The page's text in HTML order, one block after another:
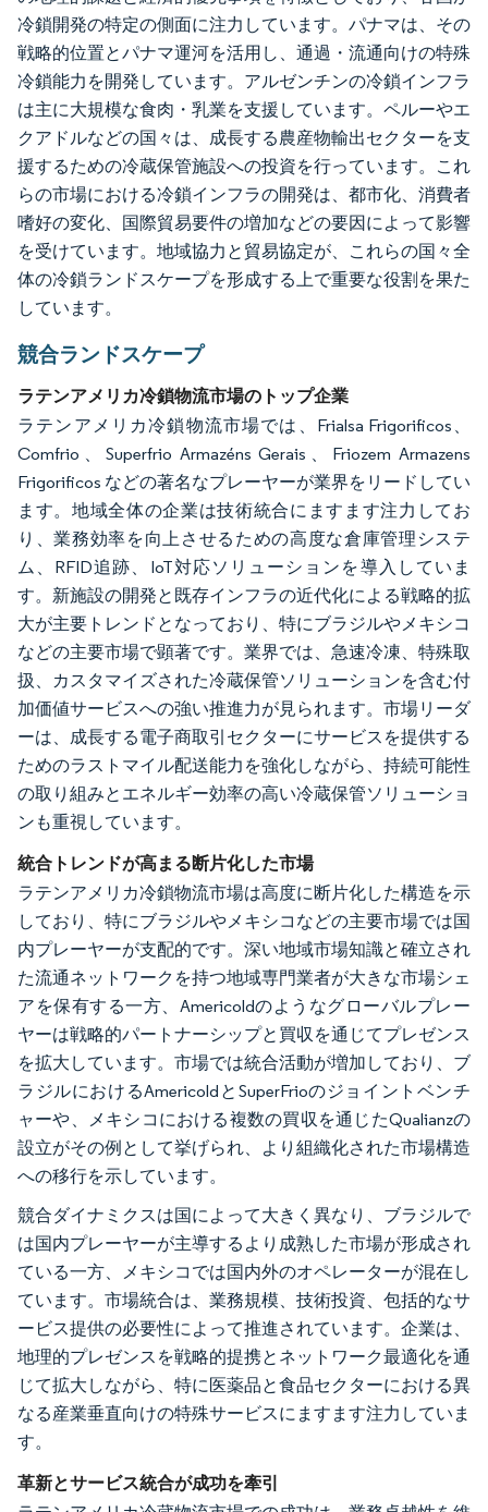
冷鎖開発の特定の側面に注力しています。パナマは、その
戦略的位置とパナマ運河を活用し、通過・流通向けの特殊
冷鎖能力を開発しています。アルゼンチンの冷鎖インフラ
は主に大規模な食肉・乳業を支援しています。ペルーやエ
クアドルなどの国々は、成長する農産物輸出セクターを支
援するための冷蔵保管施設への投資を行っています。これ
らの市場における冷鎖インフラの開発は、都市化、消費者
嗜好の変化、国際貿易要件の増加などの要因によって影響
を受けています。地域協力と貿易協定が、これらの国々全
体の冷鎖ランドスケープを形成する上で重要な役割を果た
しています。
競合ランドスケープ
ラテンアメリカ冷鎖物流市場のトップ企業
ラテンアメリカ冷鎖物流市場では、Frialsa Frigorificos、
Comfrio、Superfrio Armazéns Gerais、Friozem Armazens
Frigorificos などの著名なプレーヤーが業界をリードしてい
ます。地域全体の企業は技術統合にますます注力してお
り、業務効率を向上させるための高度な倉庫管理システ
ム、RFID追跡、IoT対応ソリューションを導入していま
す。新施設の開発と既存インフラの近代化による戦略的拡
大が主要トレンドとなっており、特にブラジルやメキシコ
などの主要市場で顕著です。業界では、急速冷凍、特殊取
扱、カスタマイズされた冷蔵保管ソリューションを含む付
加価値サービスへの強い推進力が見られます。市場リーダ
ーは、成長する電子商取引セクターにサービスを提供する
ためのラストマイル配送能力を強化しながら、持続可能性
の取り組みとエネルギー効率の高い冷蔵保管ソリューショ
ンも重視しています。
統合トレンドが高まる断片化した市場
ラテンアメリカ冷鎖物流市場は高度に断片化した構造を示
しており、特にブラジルやメキシコなどの主要市場では国
内プレーヤーが支配的です。深い地域市場知識と確立され
た流通ネットワークを持つ地域専門業者が大きな市場シェ
アを保有する一方、Americoldのようなグローバルプレー
ヤーは戦略的パートナーシップと買収を通じてプレゼンス
を拡大しています。市場では統合活動が増加しており、ブ
ラジルにおけるAmericoldとSuperFrioのジョイントベンチ
ャーや、メキシコにおける複数の買収を通じたQualianzの
設立がその例として挙げられ、より組織化された市場構造
への移行を示しています。
競合ダイナミクスは国によって大きく異なり、ブラジルで
は国内プレーヤーが主導するより成熟した市場が形成され
ている一方、メキシコでは国内外のオペレーターが混在し
ています。市場統合は、業務規模、技術投資、包括的なサ
ービス提供の必要性によって推進されています。企業は、
地理的プレゼンスを戦略的提携とネットワーク最適化を通
じて拡大しながら、特に医薬品と食品セクターにおける異
なる産業垂直向けの特殊サービスにますます注力していま
す。
革新とサービス統合が成功を牽引